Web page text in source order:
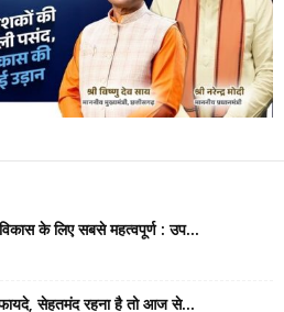
के लिए सबसे महत्वपूर्ण : उप...
सेहतमंद रहना है तो आज से...